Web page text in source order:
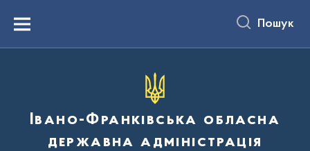
вмістуMenu Пошук
Івано-Франківська обласна
державна адміністрація